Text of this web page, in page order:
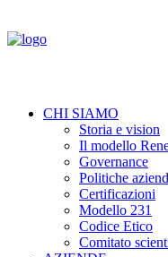
CHI SIAMO
Storia e vision
Il modello
Governance
Politiche
Certificazioni
Modello 231
Codice Etico
Comitato